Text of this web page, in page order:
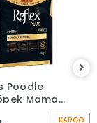
Poodle
Maması
KARGO